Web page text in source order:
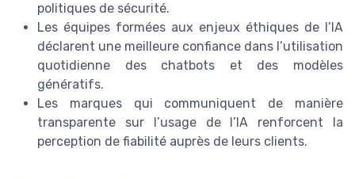
politiques de sécurité.
Les équipes formées aux enjeux éthiques de l’IA
déclarent une meilleure confiance dans l’utilisation
quotidienne des chatbots et des modèles
génératifs.
Les marques qui communiquent de manière
transparente sur l’usage de l’IA renforcent la
perception de fiabilité auprès de leurs clients.